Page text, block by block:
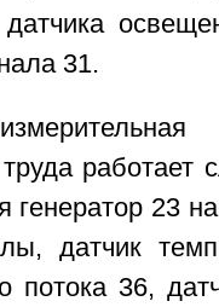
31.
генератор 23
датчик
потока 36,